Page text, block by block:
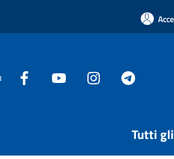
Tutti